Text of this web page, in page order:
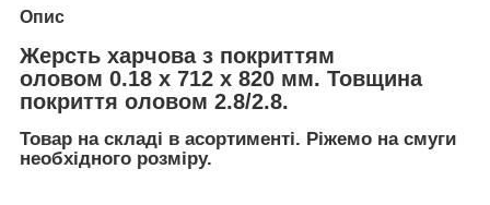
Опис
Жерсть харчова з покриттям
оловом 0.18 х 712 х 820 мм. Товщина
покриття оловом 2.8/2.8.
Товар на складі в асортименті. Ріжемо на смуги
необхідного розміру.